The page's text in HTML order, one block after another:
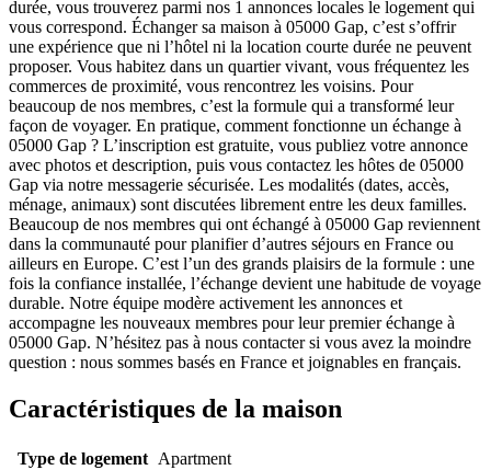
durée, vous trouverez parmi nos 1 annonces locales le logement qui
vous correspond. Échanger sa maison à 05000 Gap, c’est s’offrir
une expérience que ni l’hôtel ni la location courte durée ne peuvent
proposer. Vous habitez dans un quartier vivant, vous fréquentez les
commerces de proximité, vous rencontrez les voisins. Pour
beaucoup de nos membres, c’est la formule qui a transformé leur
façon de voyager. En pratique, comment fonctionne un échange à
05000 Gap ? L’inscription est gratuite, vous publiez votre annonce
avec photos et description, puis vous contactez les hôtes de 05000
Gap via notre messagerie sécurisée. Les modalités (dates, accès,
ménage, animaux) sont discutées librement entre les deux familles.
Beaucoup de nos membres qui ont échangé à 05000 Gap reviennent
dans la communauté pour planifier d’autres séjours en France ou
ailleurs en Europe. C’est l’un des grands plaisirs de la formule : une
fois la confiance installée, l’échange devient une habitude de voyage
durable. Notre équipe modère activement les annonces et
accompagne les nouveaux membres pour leur premier échange à
05000 Gap. N’hésitez pas à nous contacter si vous avez la moindre
question : nous sommes basés en France et joignables en français.
Caractéristiques de la maison
Type de logement Apartment